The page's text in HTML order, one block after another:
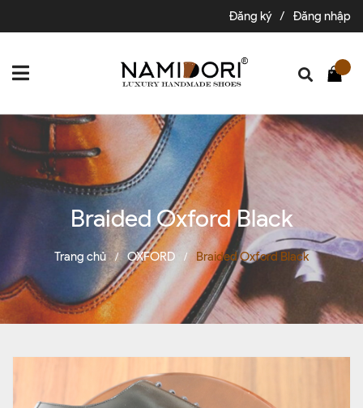
Đăng ký / Đăng nhập
Braided Oxford Black
Trang chủ / OXFORD / Braided Oxford Black